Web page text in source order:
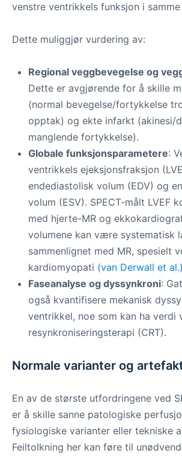
venstre ventrikkels funksjon i samme
Dette muliggjør vurdering av:
Regional veggbevegelse og
Dette er avgjørende for å skille
(normal bevegelse/fortykkelse
opptak) og ekte infarkt (akinesi/
manglende fortykkelse).
Globale funksjonsparametere:
ventrikkels ejeksjonsfraksjon
endediastolisk volum (EDV) og
volum (ESV). SPECT-målt LVEF
med hjerte-MR og
volumene kan være systematisk
sammenlignet med MR, spesielt
kardiomyopati (van Derwall et al.)
Faseanalyse og dyssynkroni:
også kvantifisere mekanisk
ventrikkel, noe som kan ha verdi
resynkroniseringsterapi (CRT).
Normale varianter og
En av de største utfordringene ved
er å skille sanne patologiske
fysiologiske varianter eller tekniske
Feiltolkning her kan føre til